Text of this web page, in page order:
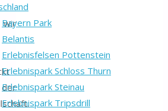
Bayern Park
Belantis
Erlebnisfelsen Pottenstein
Erlebnispark Schloss Thurn
Erlebnispark Steinau
Erlebnispark Tripsdrill
wir